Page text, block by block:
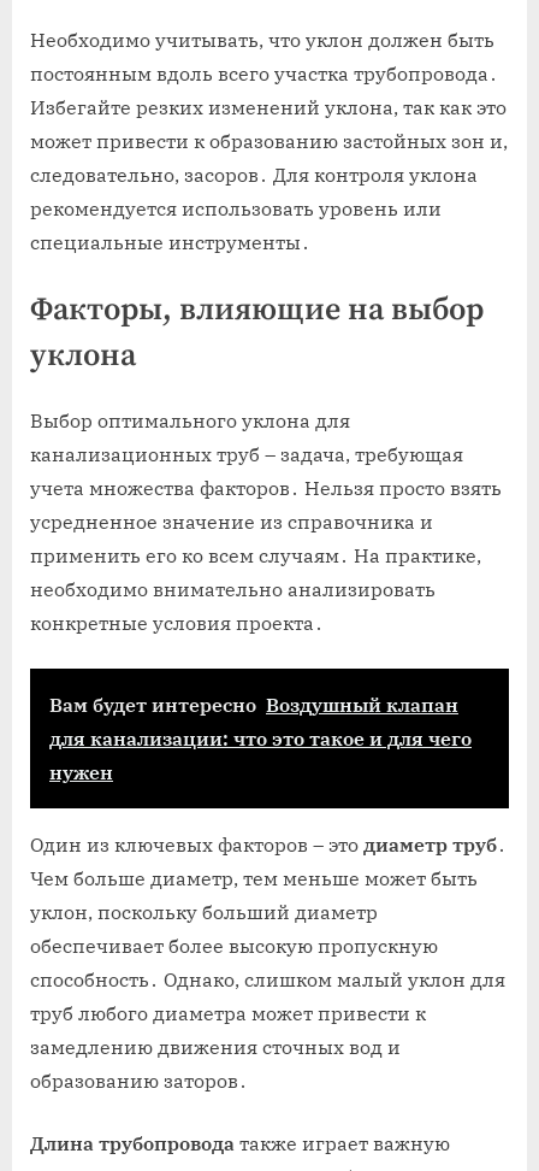
Необходимо учитывать, что уклон должен быть
постоянным вдоль всего участка трубопровода․
Избегайте резких изменений уклона, так как это
может привести к образованию застойных зон и,
следовательно, засоров․ Для контроля уклона
рекомендуется использовать уровень или
специальные инструменты․
Факторы, влияющие на выбор
уклона
Выбор оптимального уклона для
канализационных труб – задача, требующая
учета множества факторов․ Нельзя просто взять
усредненное значение из справочника и
применить его ко всем случаям․ На практике,
необходимо внимательно анализировать
конкретные условия проекта․
Вам будет интересно Воздушный клапан
для канализации: что это такое и для чего
нужен
Один из ключевых факторов – это диаметр труб․
Чем больше диаметр, тем меньше может быть
уклон, поскольку больший диаметр
обеспечивает более высокую пропускную
способность․ Однако, слишком малый уклон для
труб любого диаметра может привести к
замедлению движения сточных вод и
образованию заторов․
Длина трубопровода также играет важную